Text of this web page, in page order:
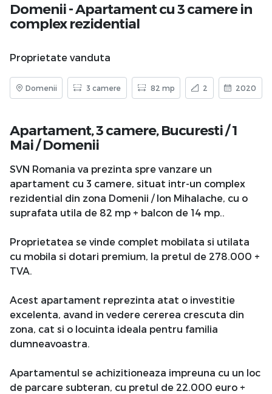
Domenii - Apartament cu 3 camere in
complex rezidential
Proprietate vanduta
Domenii 3 camere 82 mp 2 2020
Apartament, 3 camere,Bucuresti/1
Mai/Domenii
SVN Romania va prezinta spre vanzare un
apartament cu 3 camere, situat intr-un complex
rezidential din zona Domenii / Ion Mihalache, cu o
suprafata utila de 82 mp + balcon de 14 mp..
Proprietatea se vinde complet mobilata si utilata
cu mobila si dotari premium, la pretul de 278.000 +
TVA.
Acest apartament reprezinta atat o investitie
excelenta, avand in vedere cererea crescuta din
zona, cat si o locuinta ideala pentru familia
dumneavoastra.
Apartamentul se achizitioneaza impreuna cu un loc
de parcare subteran, cu pretul de 22.000 euro +